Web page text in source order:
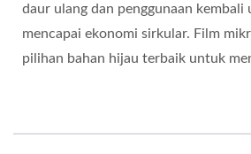
daur ulang dan penggunaan
mencapai ekonomi sirkular. Film
pilihan bahan hijau terbaik untuk